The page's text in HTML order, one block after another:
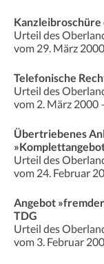
Urteil des
vom 29. März
Telefonische
Urteil des
vom 2. März
Übertriebenes
Urteil des
vom 24. Februar
Angebot
TDG
Urteil des
vom 3. Februar